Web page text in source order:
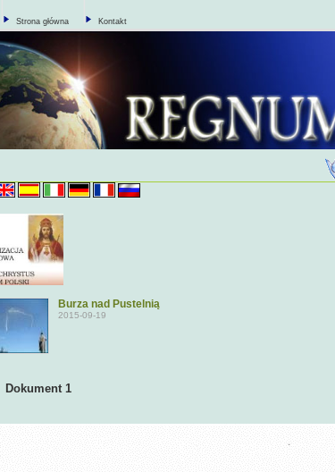
Strona główna Kontakt
Burza nad Pustelnią
2015-09-19
1